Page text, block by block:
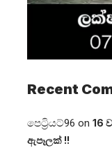
Recent
පෙට්‍රියට්96 on 16
ඇපෑලක් !!